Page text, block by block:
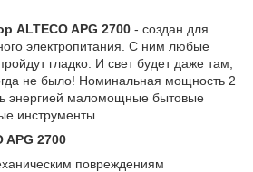
ALTECO APG 2700 - создан для
электропитания. С ним любые
гладко. И свет будет даже там,
не было! Номинальная мощность 2
энергией маломощные бытовые
инструменты.
APG 2700
повреждениям